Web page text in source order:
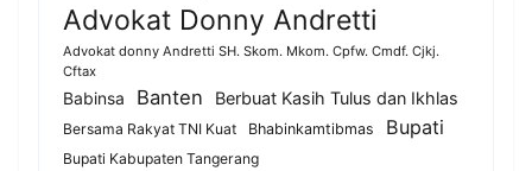
Advokat Donny Andretti
Advokat donny Andretti SH. Skom. Mkom. Cpfw. Cmdf. Cjkj.
Cftax
Babinsa Banten Berbuat Kasih Tulus dan Ikhlas
Bersama Rakyat TNI Kuat Bhabinkamtibmas Bupati
Bupati Kabupaten Tangerang